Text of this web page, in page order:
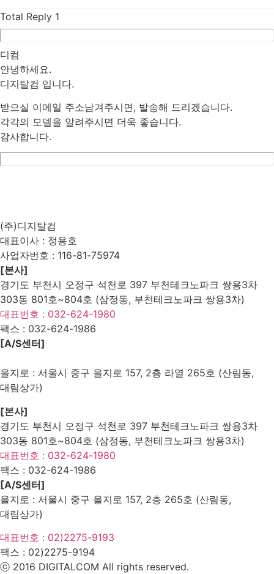
Total Reply 1
디컴
안녕하세요.
디지탈컴 입니다.
받으실 이메일 주소남겨주시면, 발송해 드리겠습니다.
각각의 모델을 알려주시면 더욱 좋습니다.
감사합니다.
(주)디지탈컴
대표이사 : 정용호
사업자번호 : 116-81-75974
[본사]
경기도 부천시 오정구 석천로 397 부천테크노파크 쌍용3차
303동 801호~804호 (삼정동, 부천테크노파크 쌍용3차)
대표번호 : 032-624-1980
팩스 : 032-624-1986
[A/S센터]
을지로 : 서울시 중구 을지로 157, 2층 라열 265호 (산림동,
대림상가)
[본사]
경기도 부천시 오정구 석천로 397 부천테크노파크 쌍용3차
303동 801호~804호 (삼정동, 부천테크노파크 쌍용3차)
대표번호 : 032-624-1980
팩스 : 032-624-1986
[A/S센터]
을지로 : 서울시 중구 을지로 157, 2층 265호 (산림동,
대림상가)
대표번호 : 02)2275-9193
팩스 : 02)2275-9194​
ⓒ 2016 DIGITALCOM All rights reserved.